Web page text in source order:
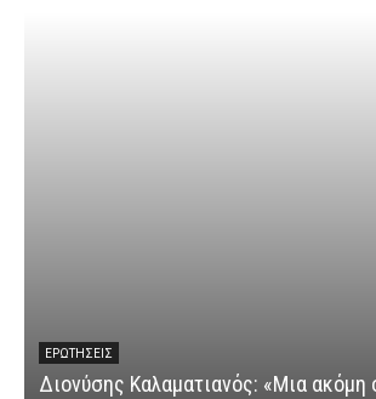
ΕΡΩΤΉΣΕΙΣ
Διονύσης Καλαματιανός: «Μια ακόμη